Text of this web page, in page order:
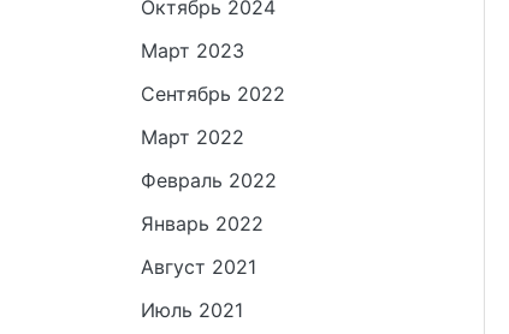
Октябрь 2024
Март 2023
Сентябрь 2022
Март 2022
Февраль 2022
Январь 2022
Август 2021
Июль 2021